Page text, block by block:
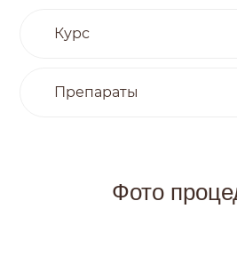
Курс
Препараты
Фото